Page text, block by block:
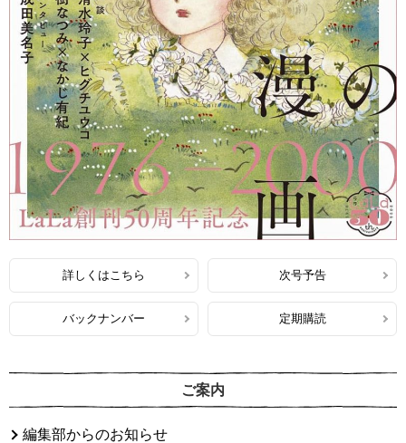
詳しくはこちら 次号予告
バックナンバー 定期購読
ご案内
編集部からのお知らせ